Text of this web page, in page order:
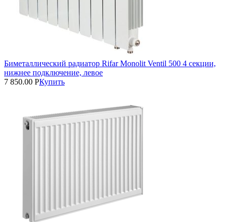
Биметаллический радиатор Rifar Monolit Ventil 500 4 секции,
нижнее подключение, левое
7 850.00 РКупить